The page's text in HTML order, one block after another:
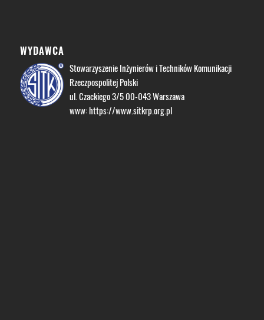
WYDAWCA
Stowarzyszenie Inżynierów i Techników Komunikacji
Rzeczpospolitej Polski
ul. Czackiego 3/5 00-043 Warszawa
www:https://www.sitkrp.org.pl